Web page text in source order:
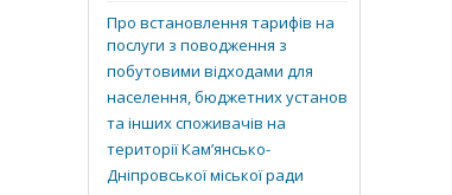
Про встановлення тарифів на
послуги з поводження з
побутовими відходами для
населення, бюджетних установ
та інших споживачів на
території Кам’янсько-
Дніпровської міської ради